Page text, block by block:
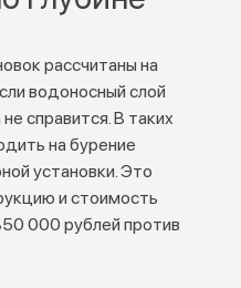
рассчитаны на
водоносный слой
справится. В таких
на бурение
установки. Это
и стоимость
000 рублей против